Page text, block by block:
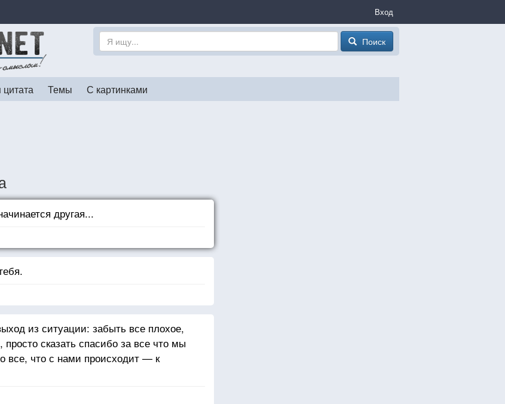
Вход
Поиск
Темы С картинками
другая...
из ситуации: забыть все плохое,
сказать спасибо за все что мы
все, что с нами происходит — к